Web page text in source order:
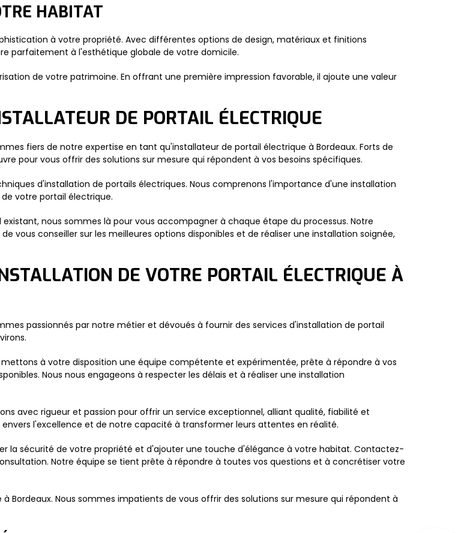
HABITAT
à votre propriété. Avec différentes options de design, matériaux et finitions
parfaitement à l'esthétique globale de votre domicile.
de votre patrimoine. En offrant une première impression favorable, il ajoute une valeur
DE PORTAIL ÉLECTRIQUE
fiers de notre expertise en tant qu'installateur de portail électrique à Bordeaux. Forts de
pour vous offrir des solutions sur mesure qui répondent à vos besoins spécifiques.
d'installation de portails électriques. Nous comprenons l'importance d'une installation
votre portail électrique.
nous sommes là pour vous accompagner à chaque étape du processus. Notre
vous conseiller sur les meilleures options disponibles et de réaliser une installation soignée,
DE VOTRE PORTAIL ÉLECTRIQUE À
passionnés par notre métier et dévoués à fournir des services d'installation de portail
mettons à votre disposition une équipe compétente et expérimentée, prête à répondre à vos
Nous nous engageons à respecter les délais et à réaliser une installation
avec rigueur et passion pour offrir un service exceptionnel, alliant qualité, fiabilité et
l'excellence et de notre capacité à transformer leurs attentes en réalité.
la sécurité de votre propriété et d'ajouter une touche d'élégance à votre habitat. Contactez-
Notre équipe se tient prête à répondre à toutes vos questions et à concrétiser votre
Bordeaux. Nous sommes impatients de vous offrir des solutions sur mesure qui répondent à